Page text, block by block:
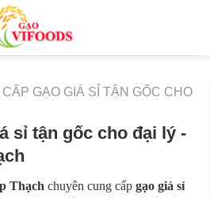
GẠO GIÁ SỈ TẬN GỐC CHO
sỉ tận gốc cho đại lý -
Thạch chuyên cung cấp gạo giá sỉ